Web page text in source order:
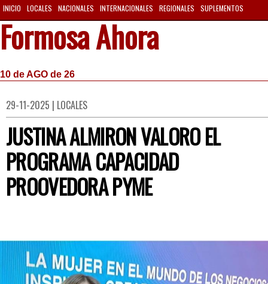
INICIO LOCALES NACIONALES INTERNACIONALES REGIONALES SUPLEMENTOS
Formosa Ahora
10 de AGO de 26
29-11-2025 | LOCALES
JUSTINA ALMIRON VALORO EL
PROGRAMA CAPACIDAD
PROOVEDORA PYME